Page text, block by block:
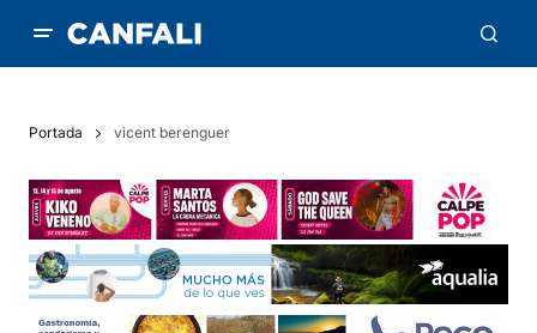
Portada vicent berenguer